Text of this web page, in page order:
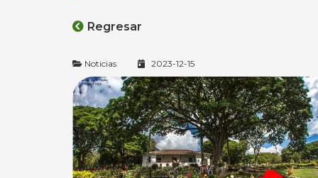
Regresar
Noticias 2023-12-15